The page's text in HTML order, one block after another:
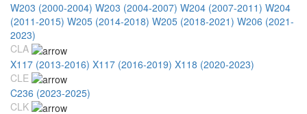
W203 (2000-2004) W203 (2004-2007) W204 (2007-2011) W204
(2011-2015) W205 (2014-2018) W205 (2018-2021) W206 (2021-
2023)
CLA
X117 (2013-2016) X117 (2016-2019) X118 (2020-2023)
CLE
C236 (2023-2025)
CLK